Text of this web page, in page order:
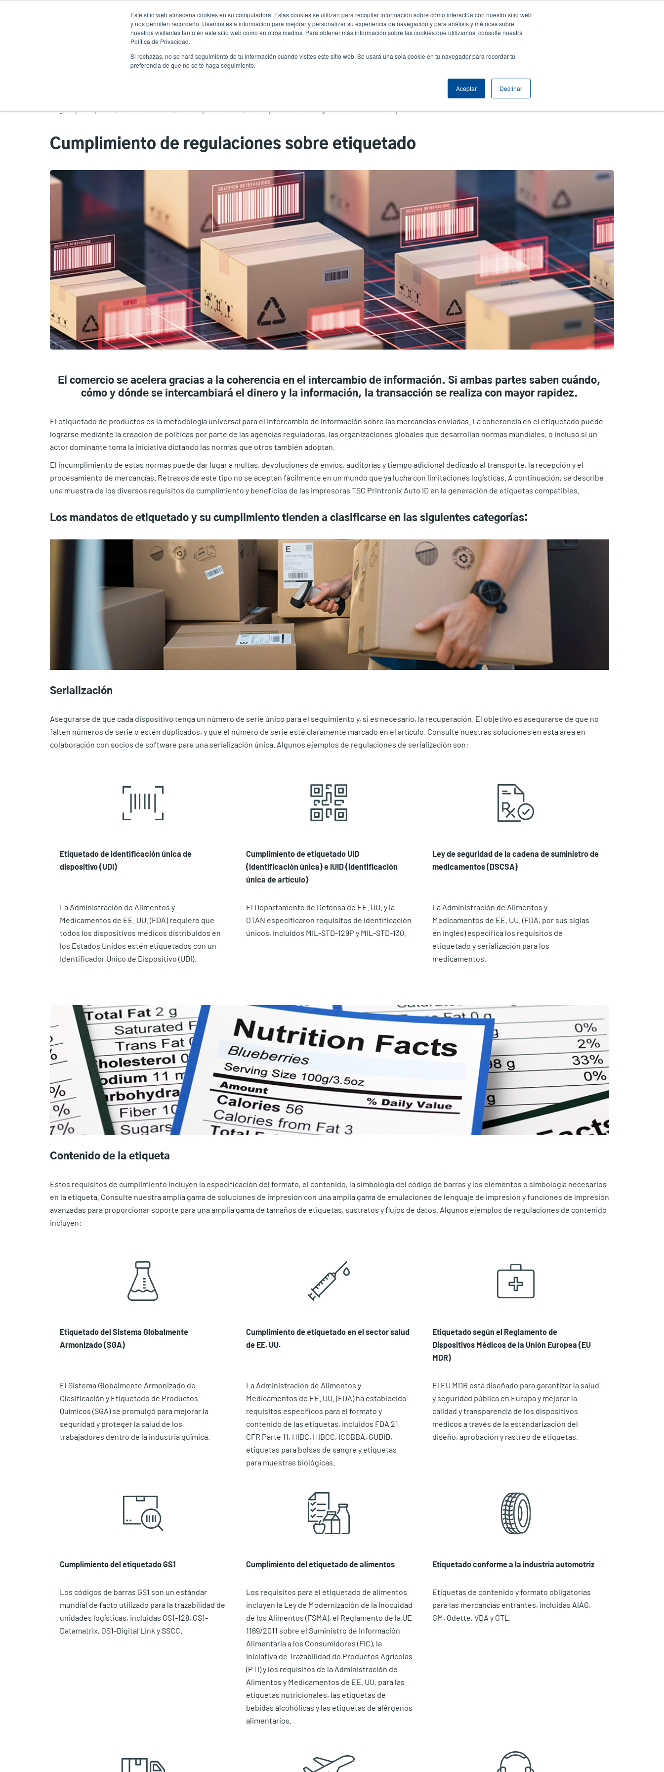
Este sitio web almacena cookies en su computadora. Estas cookies se utilizan para recopilar información sobre cómo interactúa con nuestro sitio web
y nos permiten recordarlo. Usamos esta información para mejorar y personalizar su experiencia de navegación y para análisis y métricas sobre
nuestros visitantes tanto en este sitio web como en otros medios. Para obtener más información sobre las cookies que utilizamos, consulte nuestra
Política de Privacidad.
Si rechazas, no se hará seguimiento de tu información cuando visites este sitio web. Se usará una sola cookie en tu navegador para recordar tu
preferencia de que no se te haga seguimiento.
Aceptar Declinar
User
Noticias Empresa
User
Iniciar sesión / Registrarse
Header
Página principal Soluciones Por Aplicación Cumplimiento de regulaciones sobre etiquetado
Cumplimiento de regulaciones sobre etiquetado
El comercio se acelera gracias a la coherencia en el intercambio de información. Si ambas partes saben cuándo,
cómo y dónde se intercambiará el dinero y la información, la transacción se realiza con mayor rapidez.
El etiquetado de productos es la metodología universal para el intercambio de información sobre las mercancías enviadas. La coherencia en el etiquetado puede
lograrse mediante la creación de políticas por parte de las agencias reguladoras, las organizaciones globales que desarrollan normas mundiales, o incluso si un
actor dominante toma la iniciativa dictando las normas que otros también adoptan.
El incumplimiento de estas normas puede dar lugar a multas, devoluciones de envíos, auditorías y tiempo adicional dedicado al transporte, la recepción y el
procesamiento de mercancías. Retrasos de este tipo no se aceptan fácilmente en un mundo que ya lucha con limitaciones logísticas. A continuación, se describe
una muestra de los diversos requisitos de cumplimiento y beneficios de las impresoras TSC Printronix Auto ID en la generación de etiquetas compatibles.
Los mandatos de etiquetado y su cumplimiento tienden a clasificarse en las siguientes categorías:
Serialización
Asegurarse de que cada dispositivo tenga un número de serie único para el seguimiento y, si es necesario, la recuperación. El objetivo es asegurarse de que no
falten números de serie o estén duplicados, y que el número de serie esté claramente marcado en el artículo. Consulte nuestras soluciones en esta área en
colaboración con socios de software para una serialización única. Algunos ejemplos de regulaciones de serialización son:
Etiquetado de identificación única de
dispositivo (UDI)
Cumplimiento de etiquetado UID
(identificación única) e IUID (identificación
única de artículo)
Ley de seguridad de la cadena de suministro de
medicamentos (DSCSA)
La Administración de Alimentos y
Medicamentos de EE. UU. (FDA) requiere que
todos los dispositivos médicos distribuidos en
los Estados Unidos estén etiquetados con un
Identificador Único de Dispositivo (UDI).
El Departamento de Defensa de EE. UU. y la
OTAN especificaron requisitos de identificación
únicos, incluidos MIL-STD-129P y MIL-STD-130.
La Administración de Alimentos y
Medicamentos de EE. UU. (FDA, por sus siglas
en inglés) especifica los requisitos de
etiquetado y serialización para los
medicamentos.
Contenido de la etiqueta
Estos requisitos de cumplimiento incluyen la especificación del formato, el contenido, la simbología del código de barras y los elementos o simbología necesarios
en la etiqueta. Consulte nuestra amplia gama de soluciones de impresión con una amplia gama de emulaciones de lenguaje de impresión y funciones de impresión
avanzadas para proporcionar soporte para una amplia gama de tamaños de etiquetas, sustratos y flujos de datos. Algunos ejemplos de regulaciones de contenido
incluyen:
Etiquetado del Sistema Globalmente
Armonizado (SGA)
Cumplimiento de etiquetado en el sector salud
de EE. UU.
Etiquetado según el Reglamento de
Dispositivos Médicos de la Unión Europea (EU
MDR)
El Sistema Globalmente Armonizado de
Clasificación y Etiquetado de Productos
Químicos (SGA) se promulgó para mejorar la
seguridad y proteger la salud de los
trabajadores dentro de la industria química.
La Administración de Alimentos y
Medicamentos de EE. UU. (FDA) ha establecido
requisitos específicos para el formato y
contenido de las etiquetas, incluidos FDA 21
CFR Parte 11, HIBC, HIBCC, ICCBBA, GUDID,
etiquetas para bolsas de sangre y etiquetas
para muestras biológicas.
El EU MDR está diseñado para garantizar la salud
y seguridad pública en Europa y mejorar la
calidad y transparencia de los dispositivos
médicos a través de la estandarización del
diseño, aprobación y rastreo de etiquetas.
Cumplimiento del etiquetado GS1 Cumplimiento del etiquetado de alimentos Etiquetado conforme a la industria automotriz
Los códigos de barras GS1 son un estándar
mundial de facto utilizado para la trazabilidad de
unidades logísticas, incluidas GS1-128, GS1-
Datamatrix, GS1-Digital Link y SSCC.
Los requisitos para el etiquetado de alimentos
incluyen la Ley de Modernización de la Inocuidad
de los Alimentos (FSMA), el Reglamento de la UE
1169/2011 sobre el Suministro de Información
Alimentaria a los Consumidores (FIC), la
Iniciativa de Trazabilidad de Productos Agrícolas
(PTI) y los requisitos de la Administración de
Alimentos y Medicamentos de EE. UU. para las
etiquetas nutricionales, las etiquetas de
bebidas alcohólicas y las etiquetas de alérgenos
alimentarios.
Etiquetas de contenido y formato obligatorias
para las mercancías entrantes, incluidas AIAG,
GM, Odette, VDA y GTL.